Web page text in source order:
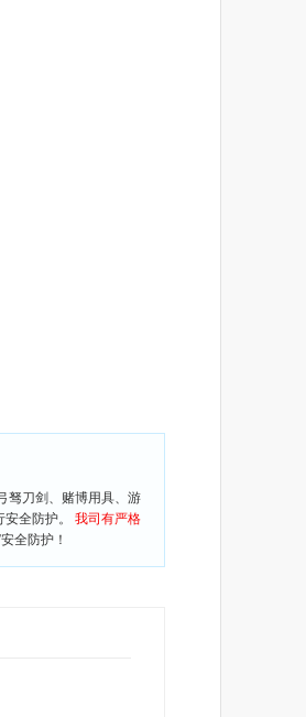
驽刀剑、赌博用具、游
全防护。 我司有严格
全防护！